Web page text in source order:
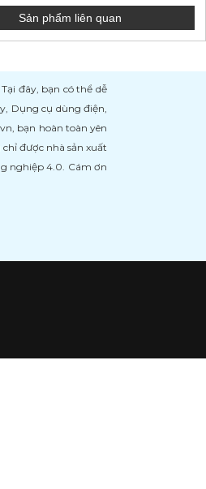
Sản phẩm liên quan
đây, bạn có thể dễ
Dụng cụ dùng điện,
bạn hoàn toàn yên
được nhà sản xuất
nghiệp 4.0. Cám ơn